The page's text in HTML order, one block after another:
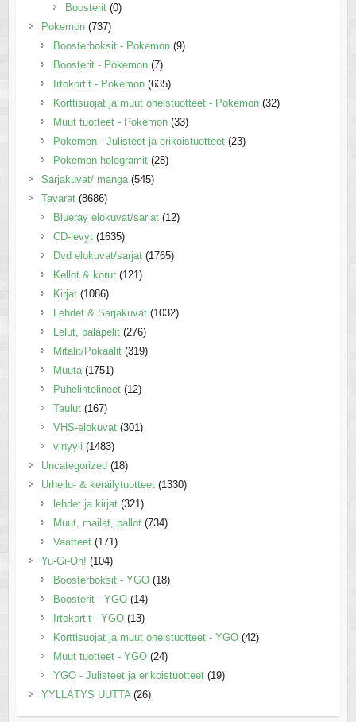
Boosterit (0)
Pokemon (737)
Boosterboksit - Pokemon (9)
Boosterit - Pokemon (7)
Irtokortit - Pokemon (635)
Korttisuojat ja muut oheistuotteet - Pokemon (32)
Muut tuotteet - Pokemon (33)
Pokemon - Julisteet ja erikoistuotteet (23)
Pokemon hologramit (28)
Sarjakuvat/ manga (545)
Tavarat (8686)
Blueray elokuvat/sarjat (12)
CD-levyt (1635)
Dvd elokuvat/sarjat (1765)
Kellot & korut (121)
Kirjat (1086)
Lehdet & Sarjakuvat (1032)
Lelut, palapelit (276)
Mitalit/Pokaalit (319)
Muuta (1751)
Puhelintelineet (12)
Taulut (167)
VHS-elokuvat (301)
vinyyli (1483)
Uncategorized (18)
Urheilu- & keräilytuotteet (1330)
lehdet ja kirjat (321)
Muut, mailat, pallot (734)
Vaatteet (171)
Yu-Gi-Oh! (104)
Boosterboksit - YGO (18)
Boosterit - YGO (14)
Irtokortit - YGO (13)
Korttisuojat ja muut oheistuotteet - YGO (42)
Muut tuotteet - YGO (24)
YGO - Julisteet ja erikoistuotteet (19)
YYLLÄTYS UUTTA (26)